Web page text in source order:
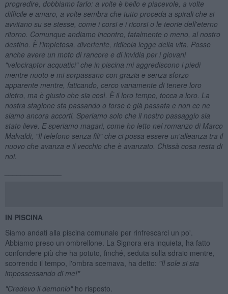
progredire, dobbiamo farlo: a volte è bello e piacevole, a volte
difficile e amaro, a volte sembra che tutto proceda a spirali che si
avvitano su se stesse, come i corsi e i ricorsi o le teorie dell'eterno
ritorno. Comunque andiamo incontro, fatalmente o meno, al nostro
destino. È l'impietosa, divertente, ridicola legge della vita. Posso
anche avere un moto di rancore e di invidia per i giovani
"velociraptor acquatici" che in piscina mi aggrediscono i piedi
mentre nuoto e mi sorpassano con grazia e senza sforzo
apparente mentre, faticando, cerco vanamente di tenere loro
dietro, ma è giusto che sia così. È il loro tempo, tocca a loro. La
nostra stagione sta passando o forse è già passata e non ce ne
siamo ancora accorti. Speriamo solo che il nostro passaggio sia
stato lieve. E speriamo magari, come ho letto nel romanzo di Marco
Malvaldi, "Il telefono senza fili" che ci possa essere un'alleanza tra il
nuovo che avanza e il vecchio che è avanzato. Chissà cosa resta di
noi.
IN PISCINA
Siamo andati alla piscina comunale per rinfrescarci un po'.
Abbiamo preso un ombrellone. La Signora era inquieta, ha fatto
confondere più che ha potuto, finché, seduta sulla sdraio mentre,
scorrendo il tempo, l'ombra scemava, ha detto: "Il sole si sta
impossessando di me!"
"Credevo il demonio"ho risposto.